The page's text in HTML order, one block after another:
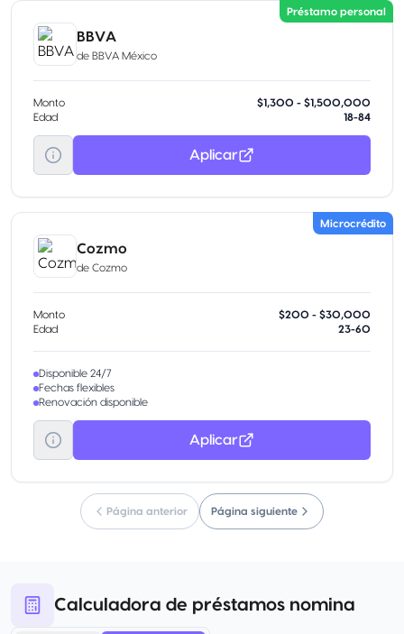
Préstamo personal
BBVA
de BBVA México
Monto
$1,300 - $1,500,000
Edad
18-84
Aplicar
Microcrédito
Cozmo
de Cozmo
Monto
$200 - $30,000
Edad
23-60
Disponible 24/7
Fechas flexibles
Renovación disponible
Aplicar
Página anterior Página siguiente
Calculadora de préstamos nomina